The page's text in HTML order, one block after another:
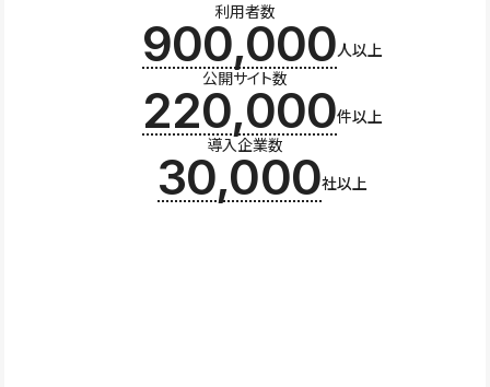
利用者数
900,000人以上
公開サイト数
220,000件以上
導入企業数
30,000社以上